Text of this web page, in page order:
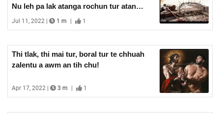
Nu leh pa lak atanga rochun tur atan
hian Isua tluk a awm lo ang tih ka ring
Jul 11, 2022 | 1 m 1
Thi tlak, thi mai tur, boral tur te chhuah
zalentu a awm an tih chu!
Apr 17, 2022 | 3 m 1